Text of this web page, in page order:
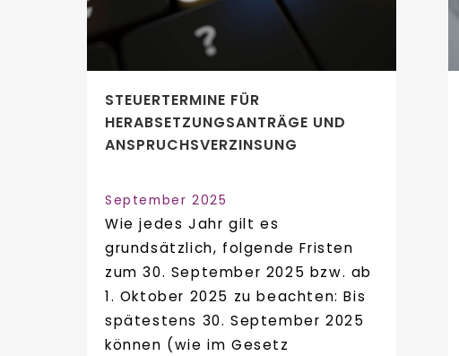
STEUERTERMINE FÜR
HERABSETZUNGSANTRÄGE UND
ANSPRUCHSVERZINSUNG
September 2025
Wie jedes Jahr gilt es
grundsätzlich, folgende Fristen
zum 30. September 2025 bzw. ab
1. Oktober 2025 zu beachten: Bis
spätestens 30. September 2025
können (wie im Gesetz